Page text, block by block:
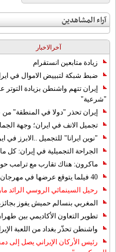
آراء المشاهدين
آخرالاخبار
زيادة متابعين انستقرام
ضبط شبكة لتبييض الاموال في
إيران تتهم واشنطن بزيادة
"شرعية"
إيران تحذر "دولا في المنطقة"
تجميل الانف في ايران؛ وجهة
"نوين ايرانا" للتجميل ..الابرز
الجراحة التجميلية في إيران: كل
ماكرون: هناك تقارب مع ترامب
40 فيلما يتوقع عرضها في مهرجان كان 2019
رحيل السينمائي الروسي الرائد
المغربي بنسالم حميش يفوز
تطوير التعاون الأكاديمي بين
واشنطن تحذّر بغداد من اللعبة
رئيس الأركان الإيراني يصل إلى